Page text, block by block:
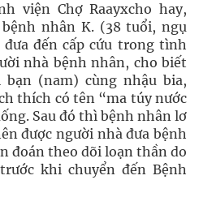
viện Chợ Raayxcho hay,
nhân K. (38 tuổi, ngụ
đến cấp cứu trong tình
nhà bệnh nhân, cho biết
(nam) cùng nhậu bia,
thích có tên “ma túy nước
Sau đó thì bệnh nhân lơ
được người nhà đưa bệnh
đoán theo dõi loạn thần do
khi chuyển đến Bệnh